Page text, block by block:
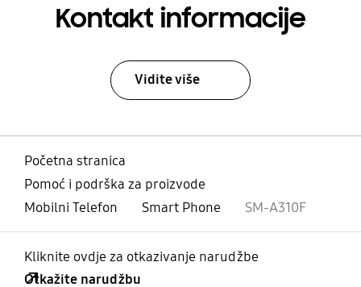
Kontakt informacije
Vidite više
Početna stranica
Pomoć i podrška za proizvode
Mobilni Telefon
Smart Phone SM-A310F
Kliknite ovdje za otkazivanje narudžbe
Otkažite narudžbu